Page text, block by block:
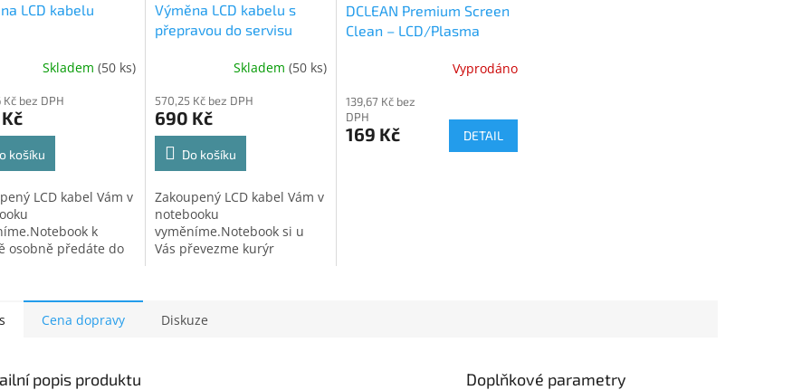
LCD kabelu
Skladem (50 ks)
bez DPH
košíku
LCD kabel Vám v
k
osobně předáte do
si zařízení osobně
Výměna LCD kabelu s
přepravou do servisu
Skladem (50 ks)
570,25 Kč bez DPH
690 Kč
Do košíku
Zakoupený LCD kabel Vám v
notebooku
vyměníme.Notebook si u
Vás převezme kurýr
opravy Vám zařízení
DCLEAN Premium Screen
Clean – LCD/Plasma
Vyprodáno
139,67 Kč bez
DPH
169 Kč DETAIL
Cena dopravy Diskuze
popis produktu Doplňkové parametry